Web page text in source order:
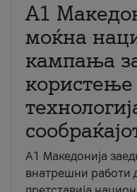
A1
моќна
кампања
A1 Македонија
внатрешни работи